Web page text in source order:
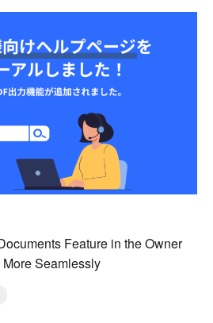
Feature in the Owner
Seamlessly